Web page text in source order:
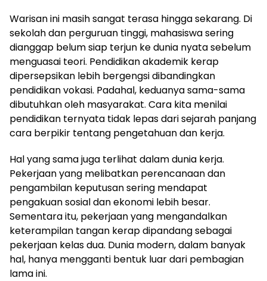
Warisan ini masih sangat terasa hingga sekarang. Di
sekolah dan perguruan tinggi, mahasiswa sering
dianggap belum siap terjun ke dunia nyata sebelum
menguasai teori. Pendidikan akademik kerap
dipersepsikan lebih bergengsi dibandingkan
pendidikan vokasi. Padahal, keduanya sama-sama
dibutuhkan oleh masyarakat. Cara kita menilai
pendidikan ternyata tidak lepas dari sejarah panjang
cara berpikir tentang pengetahuan dan kerja.
Hal yang sama juga terlihat dalam dunia kerja.
Pekerjaan yang melibatkan perencanaan dan
pengambilan keputusan sering mendapat
pengakuan sosial dan ekonomi lebih besar.
Sementara itu, pekerjaan yang mengandalkan
keterampilan tangan kerap dipandang sebagai
pekerjaan kelas dua. Dunia modern, dalam banyak
hal, hanya mengganti bentuk luar dari pembagian
lama ini.